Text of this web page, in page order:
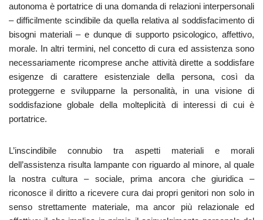
autonoma è portatrice di una domanda di relazioni interpersonali
– difficilmente scindibile da quella relativa al soddisfacimento di
bisogni materiali – e dunque di supporto psicologico, affettivo,
morale. In altri termini, nel concetto di cura ed assistenza sono
necessariamente ricomprese anche attività dirette a soddisfare
esigenze di carattere esistenziale della persona, così da
proteggerne e svilupparne la personalità, in una visione di
soddisfazione globale della molteplicità di interessi di cui è
portatrice.
L’inscindibile connubio tra aspetti materiali e morali
dell’assistenza risulta lampante con riguardo al minore, al quale
la nostra cultura – sociale, prima ancora che giuridica –
riconosce il diritto a ricevere cura dai propri genitori non solo in
senso strettamente materiale, ma ancor più relazionale ed